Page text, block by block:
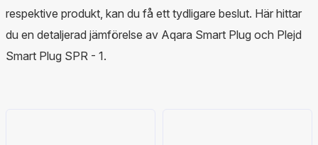
respektive produkt, kan du få ett tydligare beslut. Här hittar
du en detaljerad jämförelse av Aqara Smart Plug och Plejd
Smart Plug SPR - 1.